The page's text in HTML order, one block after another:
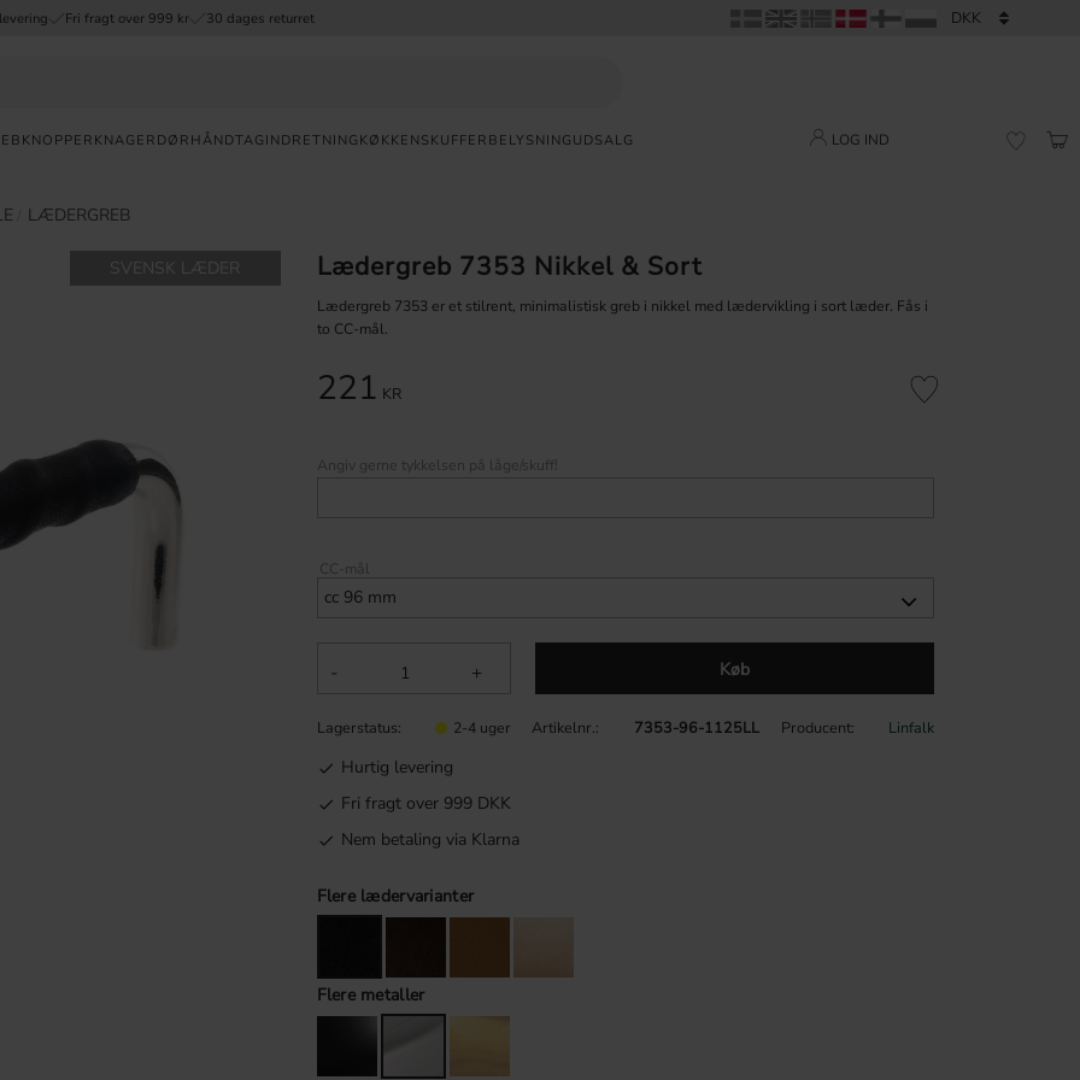
Fri fragt over 999 kr 30 dages returret
KNOPPER KNAGER DØRHÅNDTAG INDRETNING KØKKENSKUFFER BELYSNING UDSALG LOG IND
LÆDERGREB
Lædergreb 7353 Nikkel & Sort
Lædergreb 7353 er et stilrent, minimalistisk greb i nikkel med lædervikling i sort læder. Fås i
to CC-mål.
SVENSK LÆDER
221 KR
CC-mål
+
- Køb
Gem som favorit
Angiv gerne tykkelsen på låge/skuff!
Lagerstatus 2-4 uger Artikelnr. 7353-96-1125LL Producent Linfalk
Hurtig levering
Fri fragt over 999 DKK
Nem betaling via Klarna
Flere lædervarianter
Flere metaller
HURTIG
LEVERING
ÅBENT